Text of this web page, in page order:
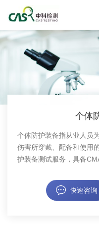
个体
个体防护装备指从业人员
伤害所穿戴、配备和使用
护装备测试服务，具备
快速咨询